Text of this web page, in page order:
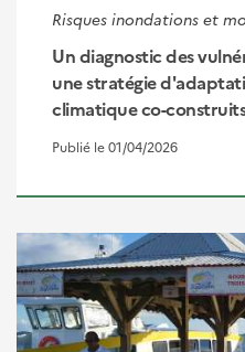
Risques inondations et
Un diagnostic des
une stratégie
climatique co-
Publié le 01/04/2026